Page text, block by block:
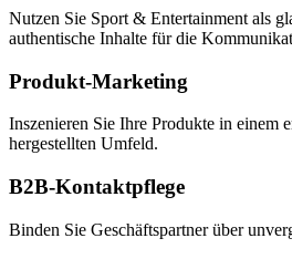
Nutzen Sie Sport & Entertainment als
authentische Inhalte für die
Produkt-Marketing
Inszenieren Sie Ihre Produkte in einem
hergestellten Umfeld.
B2B-Kontaktpflege
Binden Sie Geschäftspartner über